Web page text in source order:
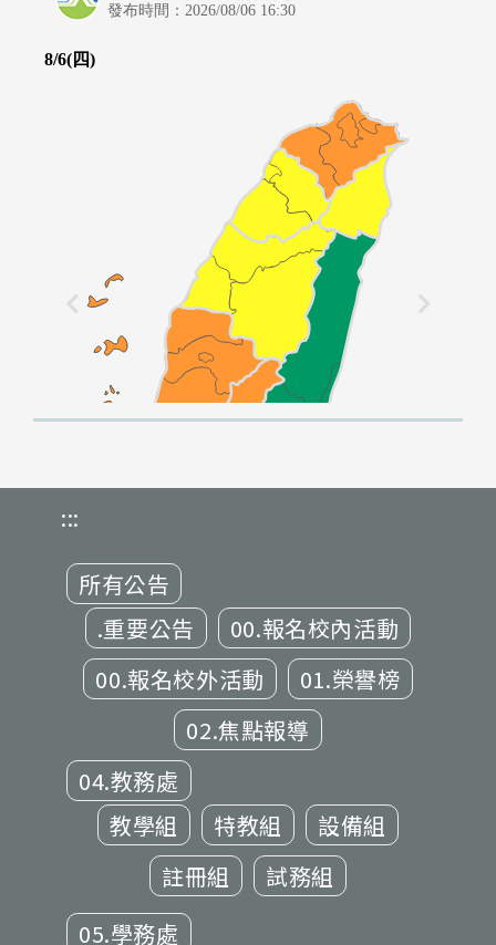
:::
所有公告
.重要公告
00.報名校內活動
00.報名校外活動
01.榮譽榜
02.焦點報導
04.教務處
教學組
特教組
設備組
註冊組
試務組
05.學務處